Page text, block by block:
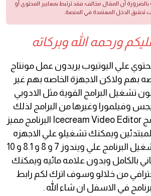
بالضرورة أن المقال مخالف؛ فقد ترتبط بمعايير المحتوى أو
تحقيق الدخل المعتمدة في المنصة.
ورحمه الله وبركاته
علي اليوتيوب يريدون عمل مونتاج
بهم ولاكن الاجهزة الخاصه بهم غير
تشغيل البرامج القوية مثل الادوبي
وفيلمورا وغيرها من البرامج لذلك
اقدم لكم اليوم برنامج Icecream Video Editor البرنامج مميز
ويمكنك تشغيلو علي الاجهزه
الضعيفة يمكنك تشغيل البرنامج علي ويندوز 7 و 8 و 8.1 و 10
بالكامل وبدون علامه مائيه ويمكنك
من خلالو وسوف اترك لكم رابط
في الاسفل ان شاء الله .